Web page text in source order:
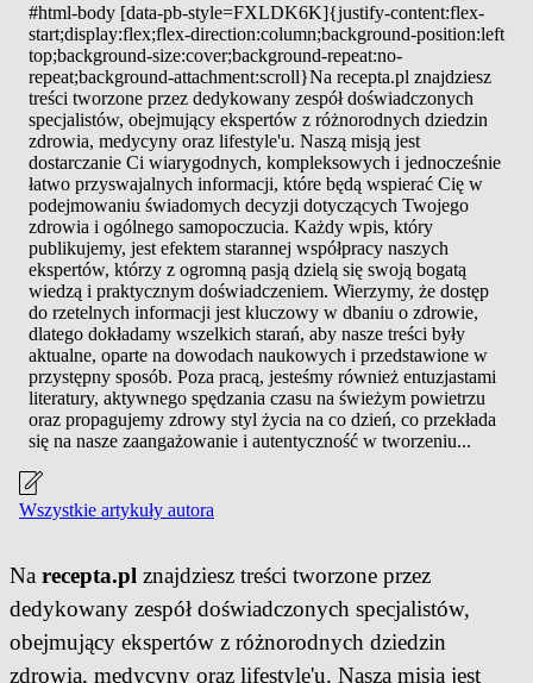
#html-body [data-pb-style=FXLDK6K]{justify-content:flex-
start;display:flex;flex-direction:column;background-position:left
top;background-size:cover;background-repeat:no-
repeat;background-attachment:scroll}Na recepta.pl znajdziesz
treści tworzone przez dedykowany zespół doświadczonych
specjalistów, obejmujący ekspertów z różnorodnych dziedzin
zdrowia, medycyny oraz lifestyle'u. Naszą misją jest
dostarczanie Ci wiarygodnych, kompleksowych i jednocześnie
łatwo przyswajalnych informacji, które będą wspierać Cię w
podejmowaniu świadomych decyzji dotyczących Twojego
zdrowia i ogólnego samopoczucia. Każdy wpis, który
publikujemy, jest efektem starannej współpracy naszych
ekspertów, którzy z ogromną pasją dzielą się swoją bogatą
wiedzą i praktycznym doświadczeniem. Wierzymy, że dostęp
do rzetelnych informacji jest kluczowy w dbaniu o zdrowie,
dlatego dokładamy wszelkich starań, aby nasze treści były
aktualne, oparte na dowodach naukowych i przedstawione w
przystępny sposób. Poza pracą, jesteśmy również entuzjastami
literatury, aktywnego spędzania czasu na świeżym powietrzu
oraz propagujemy zdrowy styl życia na co dzień, co przekłada
się na nasze zaangażowanie i autentyczność w tworzeniu...
Wszystkie artykuły autora
Na recepta.pl znajdziesz treści tworzone przez
dedykowany zespół doświadczonych specjalistów,
obejmujący ekspertów z różnorodnych dziedzin
zdrowia, medycyny oraz lifestyle'u. Naszą misją jest